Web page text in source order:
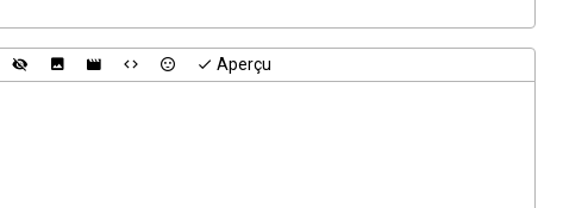
Aperçu